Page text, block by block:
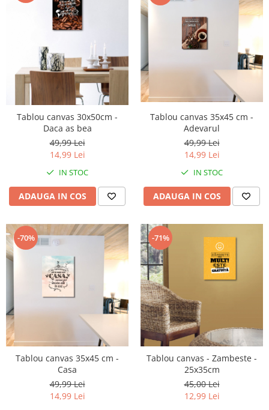
Tablou canvas 30x50cm -
Daca as bea
49,99 Lei
14,99 Lei
IN STOC
ADAUGA IN COS
Tablou canvas 35x45 cm -
Adevarul
49,99 Lei
14,99 Lei
IN STOC
ADAUGA IN COS
-70%
Tablou canvas 35x45 cm -
Casa
49,99 Lei
14,99 Lei
-71%
Tablou canvas - Zambeste -
25x35cm
45,00 Lei
12,99 Lei